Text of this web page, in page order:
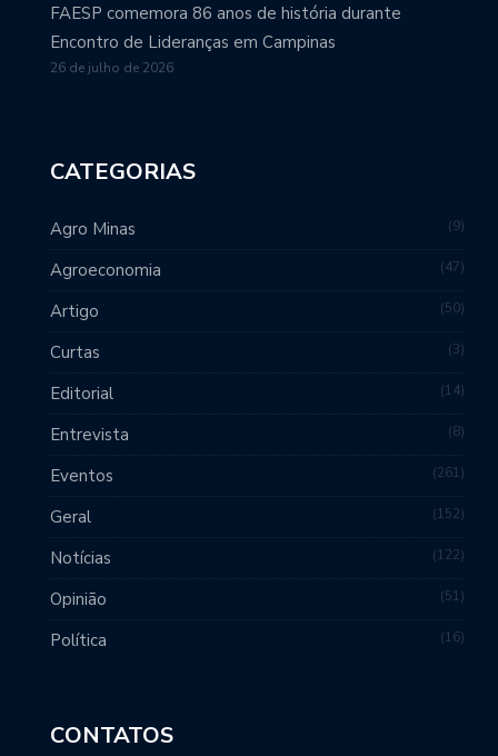
FAESP comemora 86 anos de história durante
Encontro de Lideranças em Campinas
26 de julho de 2026
CATEGORIAS
Agro Minas 9
Agroeconomia 47
Artigo 50
Curtas 3
Editorial 14
Entrevista 8
Eventos 261
Geral 152
Notícias 122
Opinião 51
Política 16
CONTATOS